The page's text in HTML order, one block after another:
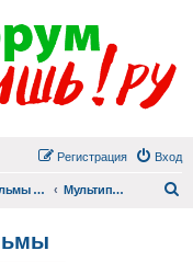
Вход
Регистрация
Фильмы для души Мультипликационные фильмы